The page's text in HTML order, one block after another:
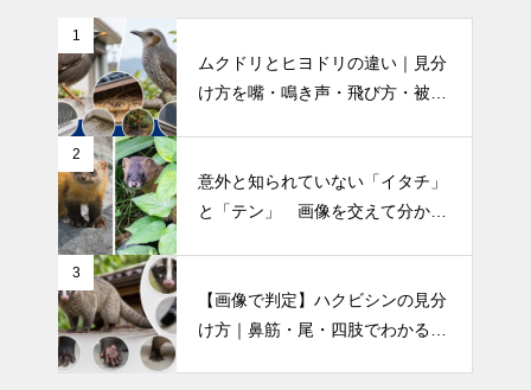
1
ムクドリとヒヨドリの違い｜見分
け方を嘴・鳴き声・飛び方・被害
2
意外と知られていない「イタチ」
と「テン」 画像を交えて分かり
3
【画像で判定】ハクビシンの見分
け方｜鼻筋・尾・四肢でわかる特